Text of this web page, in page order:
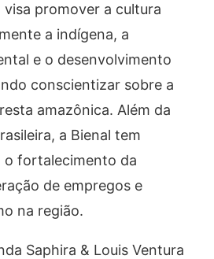
visa promover a cultura
a indígena, a
e o desenvolvimento
conscientizar sobre a
amazônica. Além da
a Bienal tem
o fortalecimento da
de empregos e
na região.
Saphira & Louis Ventura